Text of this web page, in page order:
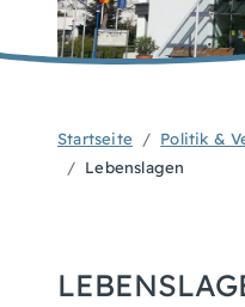
Startseite Politik &
Lebenslagen